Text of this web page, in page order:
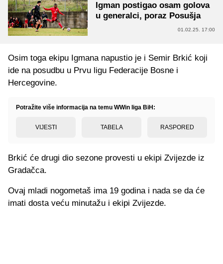
Igman postigao osam golova
u generalci, poraz Posušja
01.02.25. 17:00
Osim toga ekipu Igmana napustio je i Semir Brkić koji
ide na posudbu u Prvu ligu Federacije Bosne i
Hercegovine.
Potražite više informacija na temu WWin liga BiH:
VIJESTI TABELA RASPORED
Brkić će drugi dio sezone provesti u ekipi Zvijezde iz
Gradačca.
Ovaj mladi nogometaš ima 19 godina i nada se da će
imati dosta veću minutažu i ekipi Zvijezde.